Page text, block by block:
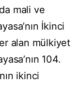
mali ve
İkinci
alan mülkiyet
104.
ikinci